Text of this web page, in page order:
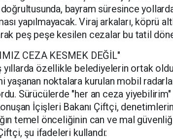
bayram süresince
yapılmayacak. Viraj arkaları, köprü
peş peşe kesilen cezalar bu tatil
CEZA KESMEK DEĞİL"
yıllarda özellikle belediyelerin ortak
yaşanan noktalara kurulan mobil
Sürücülerde "her an ceza
İçişleri Bakanı Çiftçi,
temel önceliğinin can ve mal
şu ifadeleri kullandı: